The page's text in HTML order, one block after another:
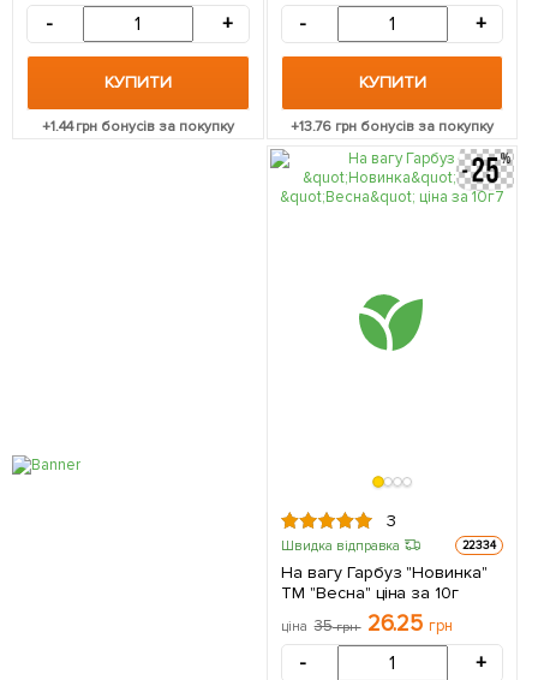
- +
КУПИТИ
+1.44грн бонусів за покупку
- +
КУПИТИ
+13.76 грн бонусів за покупку
3
Швидка відправка 22334
На вагу Гарбуз "Новинка"
ТМ "Весна" ціна за 10г
ціна 35грн 26.25 грн
- +